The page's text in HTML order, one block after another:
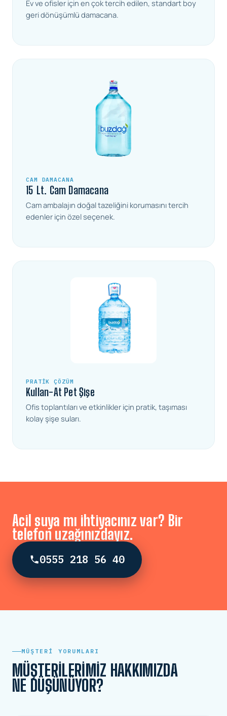
Ev ve ofisler için en çok tercih edilen, standart boy
geri dönüşümlü damacana.
CAM DAMACANA
15 Lt. Cam Damacana
Cam ambalajın doğal tazeliğini korumasını tercih
edenler için özel seçenek.
PRATIK ÇÖZÜM
Kullan-At Pet Şişe
Ofis toplantıları ve etkinlikler için pratik, taşıması
kolay şişe suları.
Acil suya mı ihtiyacınız var? Bir
telefon uzağınızdayız.
0555 218 56 40
MÜŞTERI YORUMLARI
MÜŞTERILERIMIZ HAKKIMIZDA
NE DÜŞÜNÜYOR?